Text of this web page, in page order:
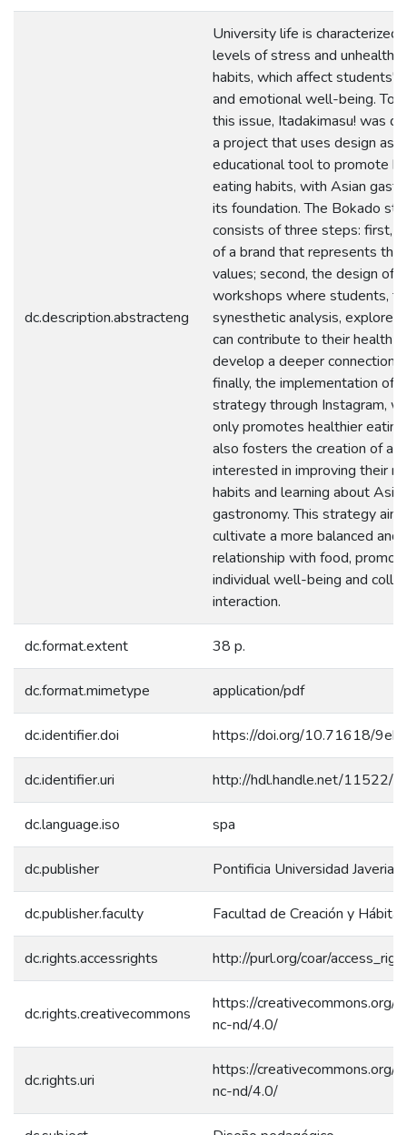
dc.description.abstracteng
University life is characterized
levels of stress and unhealthy
habits, which affect students'
and emotional well-being. To
this issue, Itadakimasu! was
a project that uses design as
educational tool to promote
eating habits, with Asian
its foundation. The Bokado
consists of three steps: first,
of a brand that represents the
values; second, the design of
workshops where students,
synesthetic analysis, explore
can contribute to their health
develop a deeper connection
finally, the implementation of
strategy through Instagram,
only promotes healthier
also fosters the creation of a
interested in improving their
habits and learning about
gastronomy. This strategy
cultivate a more balanced and
relationship with food,
individual well-being and
interaction.
dc.format.extent 38 p.
dc.format.mimetype application/pdf
dc.identifier.doi https://doi.org/10.71618/
dc.identifier.uri http://hdl.handle.net/11522/
dc.language.iso spa
dc.publisher Pontificia Universidad
dc.publisher.faculty Facultad de Creación y Hábitat
dc.rights.accessrights http://purl.org/coar/
dc.rights.creativecommons
https://creativecommons.org/
nc-nd/4.0/
dc.rights.uri
https://creativecommons.org/
nc-nd/4.0/